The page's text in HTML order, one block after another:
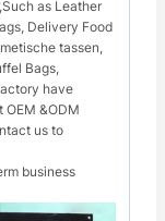
as Leather
Delivery Food
tassen,
Bags,
have
OEM &ODM
us to
business